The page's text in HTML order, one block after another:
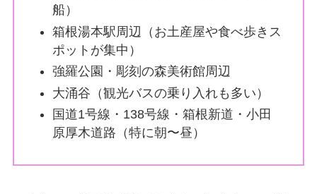
船）
箱根湯本駅周辺（お土産屋や食べ歩きス
ポットが集中）
強羅公園・彫刻の森美術館周辺
大涌谷（観光バスの乗り入れも多い）
国道1号線・138号線・箱根新道・小田
原厚木道路（特に朝〜昼）